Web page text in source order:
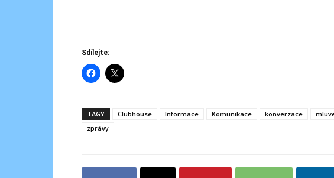
Sdílejte:
TAGY Clubhouse Informace Komunikace konverzace
zprávy